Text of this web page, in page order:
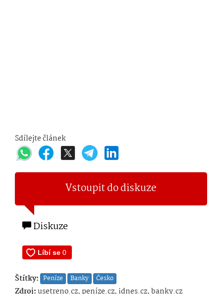
Sdílejte článek
Vstoupit do diskuze
Diskuze
Štítky: Peníze Banky Česko
Zdroj:usetreno.cz, peníze.cz, idnes.cz, banky.cz